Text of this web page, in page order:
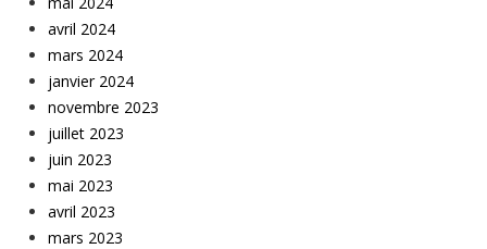
avril 2024
mars 2024
janvier 2024
novembre 2023
juillet 2023
juin 2023
mai 2023
avril 2023
mars 2023